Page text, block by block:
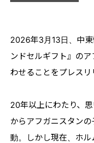
2026年3月13日、中
ンドセルギフト』の
わせることをプレスリ
20年以上にわたり、
からアフガニスタン
動。しかし現在、ホ